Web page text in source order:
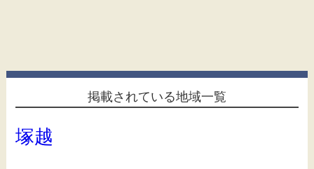
掲載されている地域一覧
塚越